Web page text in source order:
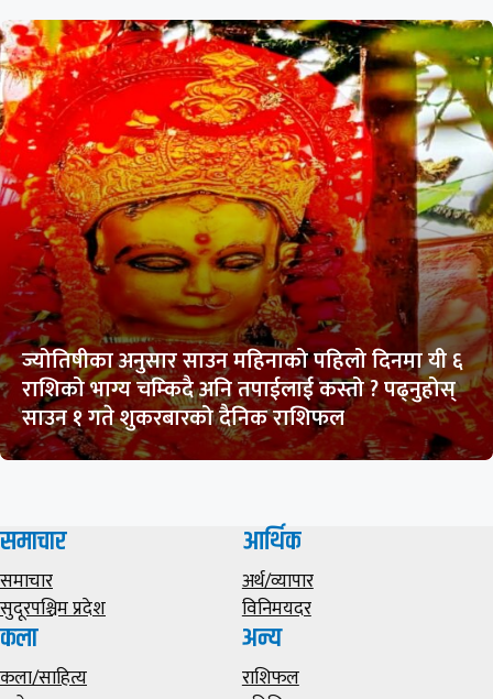
ज्योतिषीका अनुसार साउन महिनाको पहिलो दिनमा यी ६
राशिको भाग्य चम्किदै अनि तपाईलाई कस्तो ? पढ्नुहोस्
साउन १ गते शुकरबारको दैनिक राशिफल
समाचार
समाचार
सुदूरपश्चिम प्रदेश
आर्थिक
अर्थ/व्यापार
विनिमयदर
कला
कला/साहित्य
अन्य
राशिफल